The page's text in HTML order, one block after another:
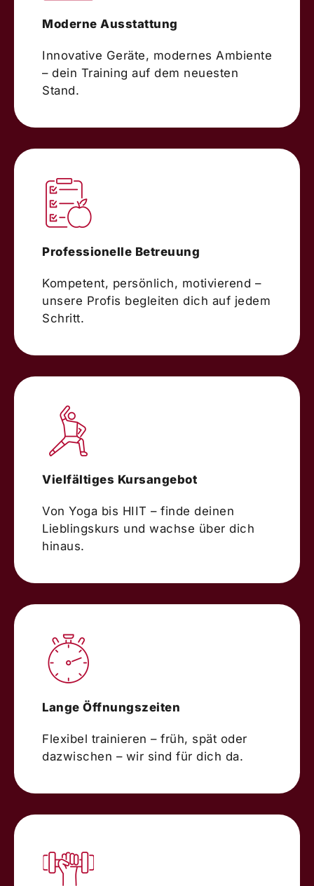
Moderne Ausstattung
Innovative Geräte, modernes Ambiente
– dein Training auf dem neuesten
Stand.
Professionelle Betreuung
Kompetent, persönlich, motivierend –
unsere Profis begleiten dich auf jedem
Schritt.
Vielfältiges Kursangebot
Von Yoga bis HIIT – finde deinen
Lieblingskurs und wachse über dich
hinaus.
Lange Öffnungszeiten
Flexibel trainieren – früh, spät oder
dazwischen – wir sind für dich da.